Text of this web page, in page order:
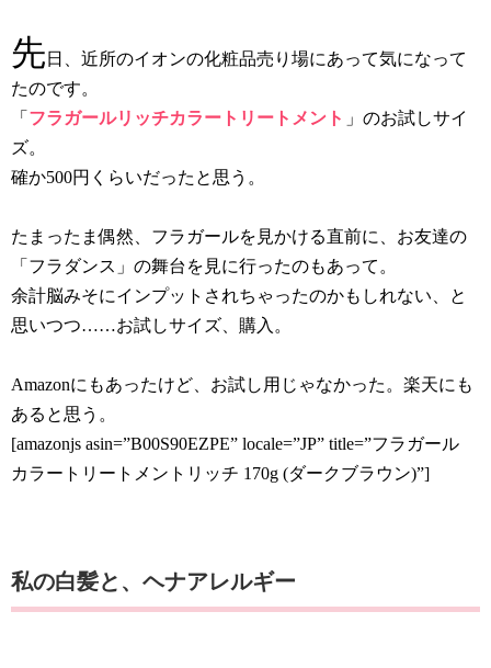
先 日、近所のイオンの化粧品売り場にあって気になって
たのです。
「 フラガールリッチカラートリートメント 」のお試しサイ
ズ。
確か500円くらいだったと思う。
たまったま偶然、フラガールを見かける直前に、お友達の
「フラダンス」の舞台を見に行ったのもあって。
余計脳みそにインプットされちゃったのかもしれない、と
思いつつ……お試しサイズ、購入。
Amazonにもあったけど、お試し用じゃなかった。楽天にも
あると思う。
[amazonjs asin=”B00S90EZPE” locale=”JP” title=”フラガール
カラートリートメントリッチ 170g (ダークブラウン)”]
私の白髪と、ヘナアレルギー